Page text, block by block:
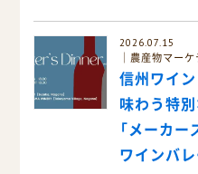
2026.07.15
農産物マー
信州ワイ
味わう特
「メーカ
ワインバレ